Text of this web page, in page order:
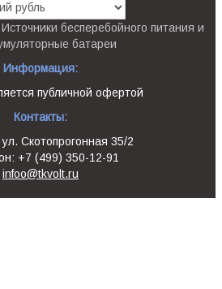
бесперебойного питания и
батареи
Информация:
публичной офертой
Контакты:
ул. Скотопрогонная 35/2
+7 (499) 350-12-91
infoo@tkvolt.ru